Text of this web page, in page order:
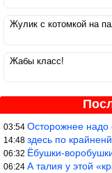
Жулик с котомкой на
Жабы класс!
03:54 Осторожнее надо
14:48 здесь по крайненй
06:32 Ёбушки-воробушки!
06:24 А талия у этой